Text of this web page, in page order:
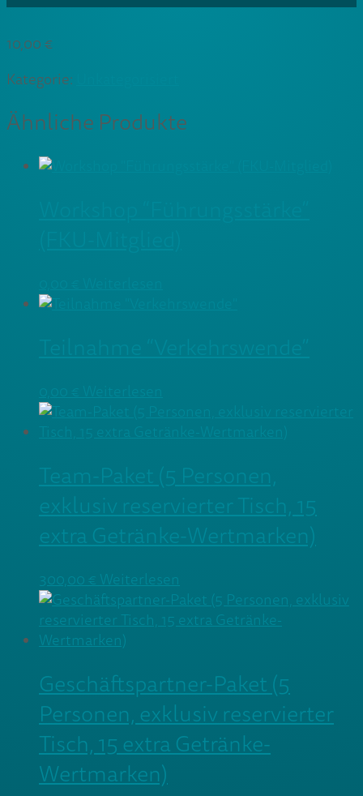
10,00 €
Kategorie:
Ähnliche Produkte
Team-Paket (5 Personen,
exklusiv reservierter Tisch, 15
extra Getränke-Wertmarken)
300,00 € Weiterlesen
Geschäftspartner-Paket (5
Personen, exklusiv reservierter
Tisch, 15 extra Getränke-
Wertmarken)